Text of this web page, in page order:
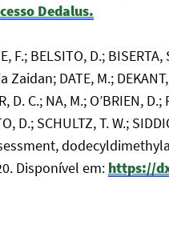
Dedalus.
F.; BELSITO, D.;
Zaidan; DATE, M.;
D. C.; NA, M.; O’BRIEN,
D.; SCHULTZ, T. W.;
Disponível em: https://